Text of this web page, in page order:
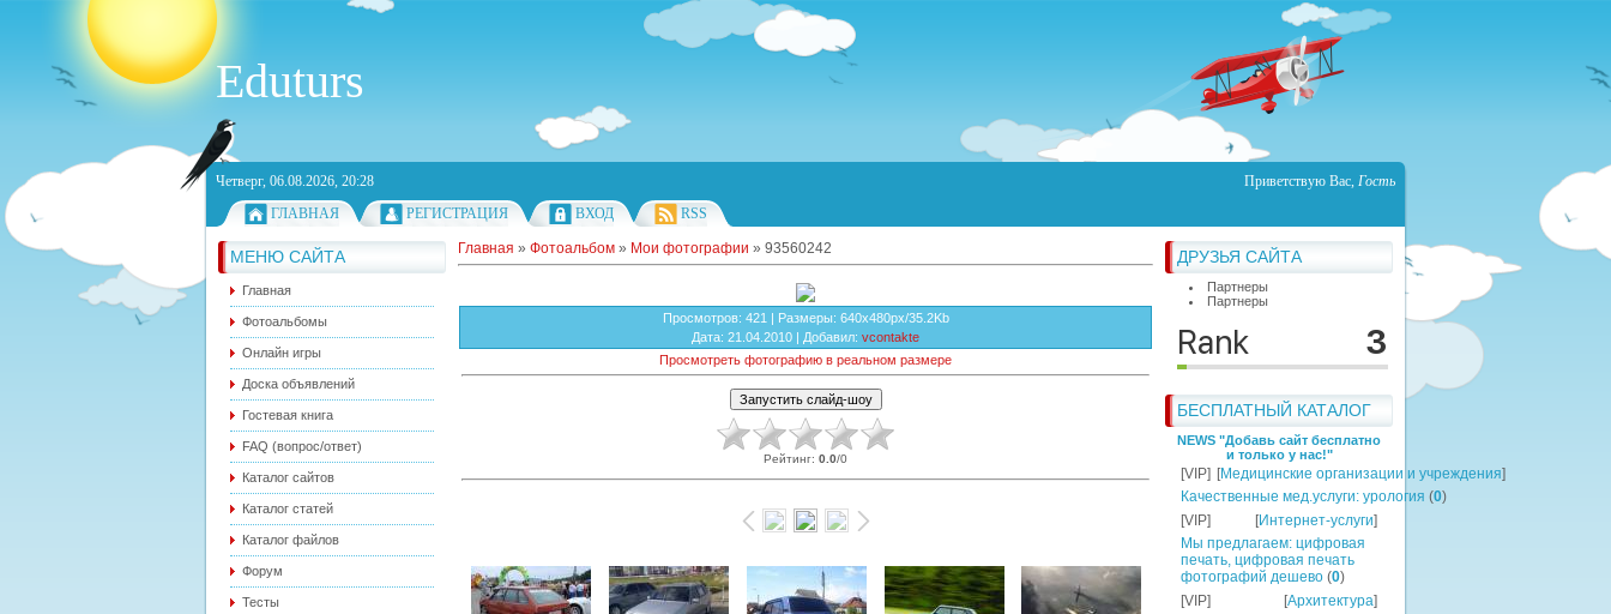
Eduturs
Четверг, 06.08.2026, 20:28 Приветствую Вас, Гость
ГЛАВНАЯ
РЕГИСТРАЦИЯ ВХОД RSS
МЕНЮ САЙТА
Главная
Фотоальбомы
Онлайн игры
Доска объявлений
Гостевая книга
FAQ (вопрос/ответ)
Каталог сайтов
Каталог статей
Каталог файлов
Форум
Тесты
ДРУЗЬЯ САЙТА
Партнеры
Партнеры
БЕСПЛАТНЫЙ КАТАЛОГ
NEWS "Добавь сайт бесплатно
и только у нас!"
[VIP] [Медицинские организации и учреждения]
Качественные мед.услуги: урология (0)
[VIP]
[Интернет-услуги]
Мы предлагаем: цифровая
печать, цифровая печать
фотографий дешево (0)
[VIP]
[Архитектура]
Главная » Фотоальбом » Мои фотографии » 93560242
Просмотров: 421 | Размеры: 640x480px/35.2Kb
Дата: 21.04.2010 | Добавил: vcontakte
Просмотреть фотографию в реальном размере
Рейтинг: 0.0/0